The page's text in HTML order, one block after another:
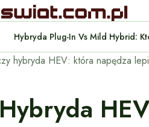
hybryda HEV: która napędza